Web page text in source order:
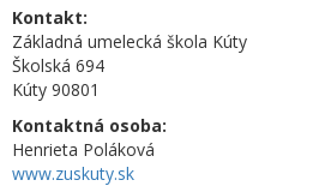
Kontakt:
Základná umelecká škola Kúty
Školská 694
Kúty 90801
Kontaktná osoba:
Henrieta Poláková
www.zuskuty.sk